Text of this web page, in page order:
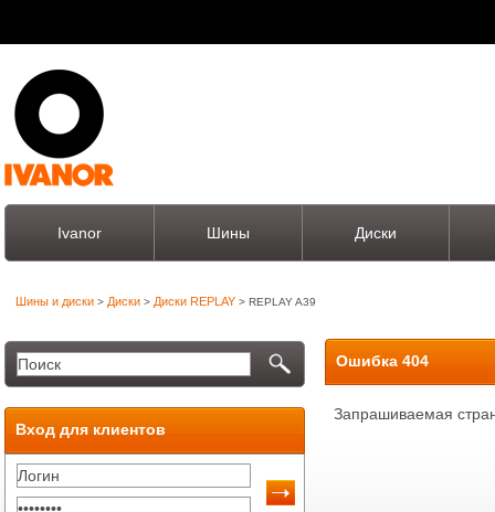
Ivanor Шины Диски
Шины и диски > Диски > Диски REPLAY > REPLAY A39
Вход для клиентов
Ошибка 404
Запрашиваемая